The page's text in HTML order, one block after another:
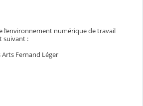
l’environnement numérique de travail
suivant :
Fernand Léger